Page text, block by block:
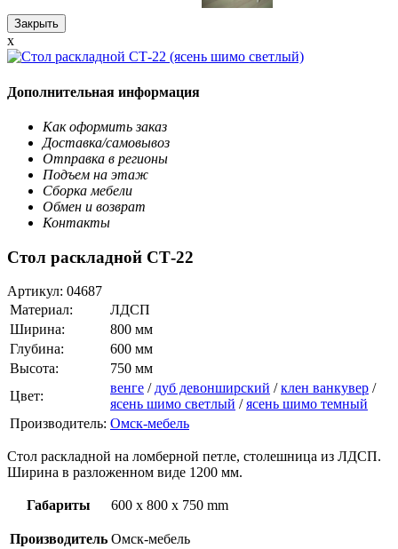
Закрыть
x
Дополнительная информация
Как оформить заказ
Доставка/самовывоз
Отправка в регионы
Подъем на этаж
Сборка мебели
Обмен и возврат
Контакты
Стол раскладной СТ-22
Артикул: 04687
Материал:
ЛДСП
Ширина:
800 мм
Глубина:
600 мм
Высота:
750 мм
Цвет:
венге / дуб девонширский /клен ванкувер /
ясень шимо светлый /ясень шимо темный
Производитель: Омск-мебель
Стол раскладной на ломберной петле, столешница из ЛДСП.
Ширина в разложенном виде 1200 мм.
Габариты 600 x 800 x 750 mm
Производитель Омск-мебель